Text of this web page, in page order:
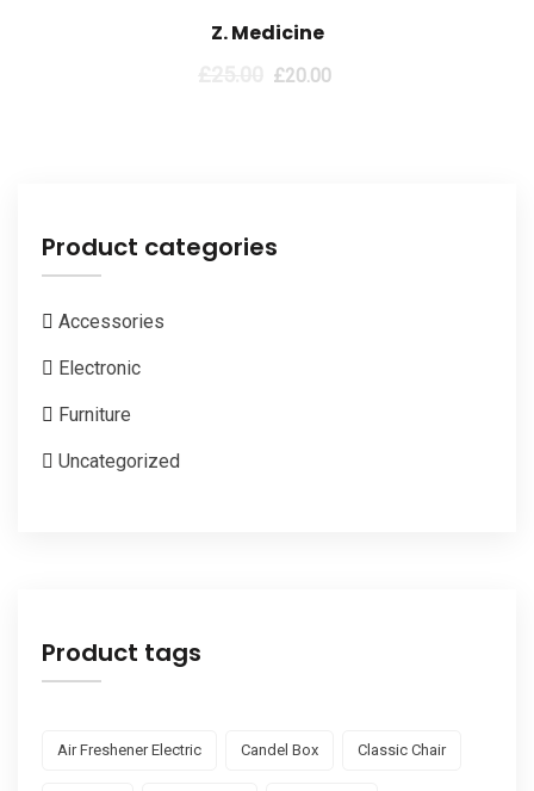
Z. Medicine
£20.00
Product categories
Accessories
Electronic
Furniture
Uncategorized
Product tags
Air Freshener Electric Candel Box Classic Chair